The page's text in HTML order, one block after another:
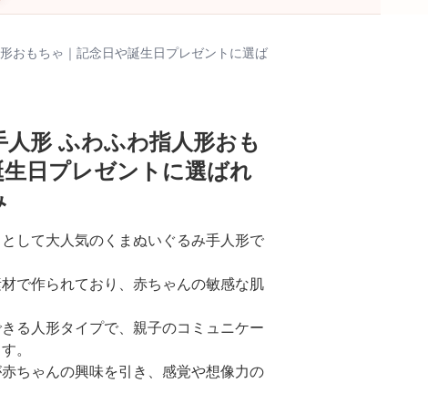
おもちゃ｜記念日や誕生日プレゼントに選ば
人形 ふわふわ指人形おも
日プレゼントに選ばれ
して大人気のくまぬいぐるみ手人形で
で作られており、赤ちゃんの敏感な肌
る人形タイプで、親子のコミュニケー
。
ちゃんの興味を引き、感覚や想像力の